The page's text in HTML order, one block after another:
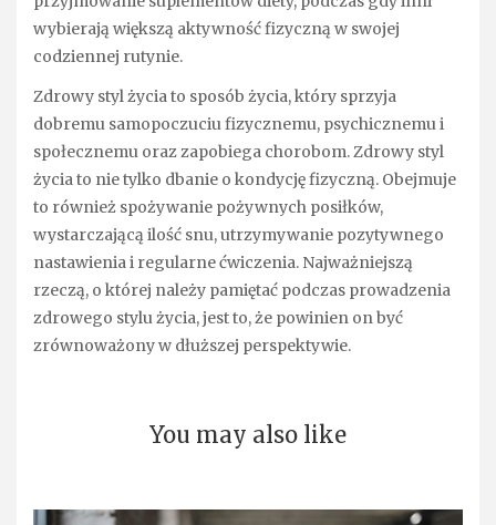
wybierają większą aktywność fizyczną w swojej
codziennej rutynie.
Zdrowy styl życia to sposób życia, który sprzyja
dobremu samopoczuciu fizycznemu, psychicznemu i
społecznemu oraz zapobiega chorobom. Zdrowy styl
życia to nie tylko dbanie o kondycję fizyczną. Obejmuje
to również spożywanie pożywnych posiłków,
wystarczającą ilość snu, utrzymywanie pozytywnego
nastawienia i regularne ćwiczenia. Najważniejszą
rzeczą, o której należy pamiętać podczas prowadzenia
zdrowego stylu życia, jest to, że powinien on być
zrównoważony w dłuższej perspektywie.
You may also like